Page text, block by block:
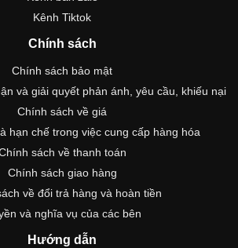
Kênh Tiktok
Chính sách
Chính sách bảo mật
và giải quyết phản ánh, yêu cầu, khiếu nại
Chính sách về giá
hạn chế trong việc cung cấp hàng hóa
sách về thanh toán
Chính sách giao hàng
về đổi trả hàng và hoàn tiền
và nghĩa vụ của các bên
Hướng dẫn